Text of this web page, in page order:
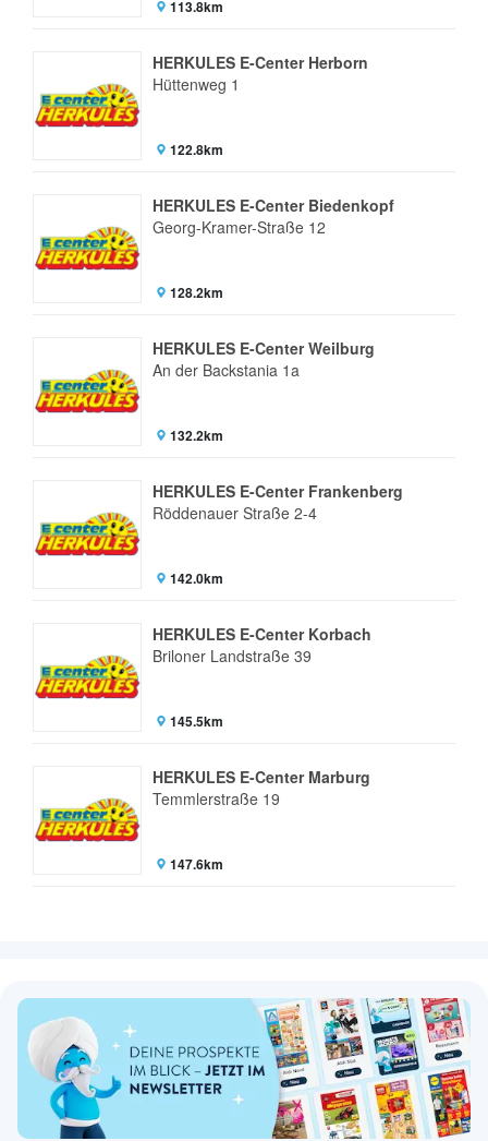
113.8km
HERKULES E-Center Herborn
Hüttenweg 1
122.8km
HERKULES E-Center Biedenkopf
Georg-Kramer-Straße 12
128.2km
HERKULES E-Center Weilburg
An der Backstania 1a
132.2km
HERKULES E-Center Frankenberg
Röddenauer Straße 2-4
142.0km
HERKULES E-Center Korbach
Briloner Landstraße 39
145.5km
HERKULES E-Center Marburg
Temmlerstraße 19
147.6km